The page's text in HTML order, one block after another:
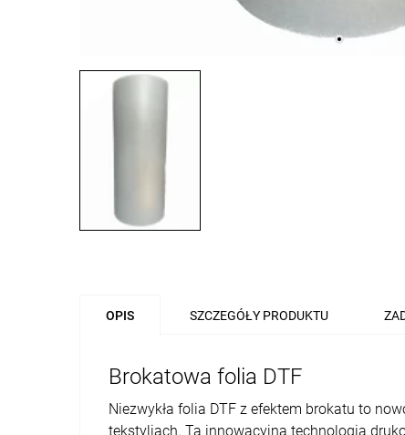
OPIS SZCZEGÓŁY PRODUKTU
Brokatowa folia DTF
Niezwykła folia DTF z efektem brokatu to
tekstyliach. Ta innowacyjna technologia